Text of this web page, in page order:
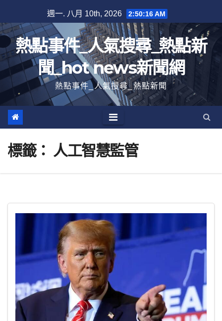
至
內
容
週一. 八月 10th, 2026 2:50:17 AM
熱點事件_人氣搜尋_熱點新
聞_hot news新聞網
熱點事件_人氣搜尋_熱點新聞
標籤： 人工智慧監管